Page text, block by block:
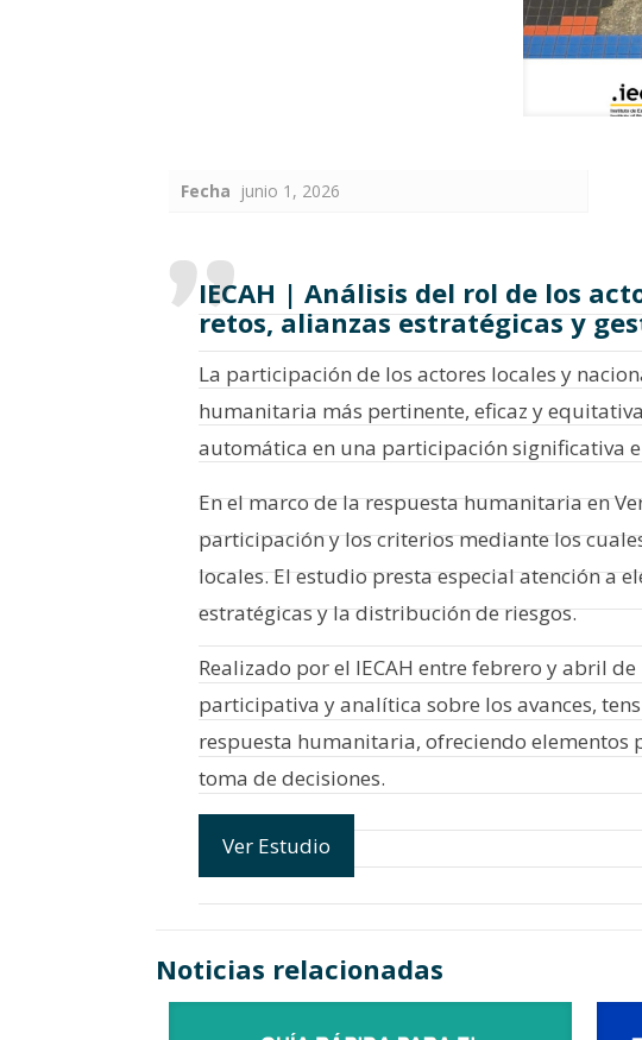
Fecha junio 1, 2026
IECAH | Análisis del rol de los
retos, alianzas estratégicas y
La participación de los actores locales y
humanitaria más pertinente, eficaz y
automática en una participación significativa
En el marco de la respuesta humanitaria en
participación y los criterios mediante los
locales. El estudio presta especial atención a
estratégicas y la distribución de riesgos.
Realizado por el IECAH entre febrero y abril
participativa y analítica sobre los avances,
respuesta humanitaria, ofreciendo elementos
toma de decisiones.
Ver Estudio
Noticias relacionadas